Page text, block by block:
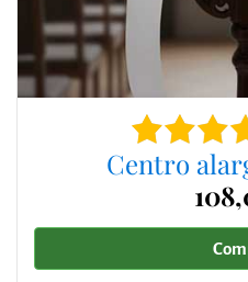
Centro